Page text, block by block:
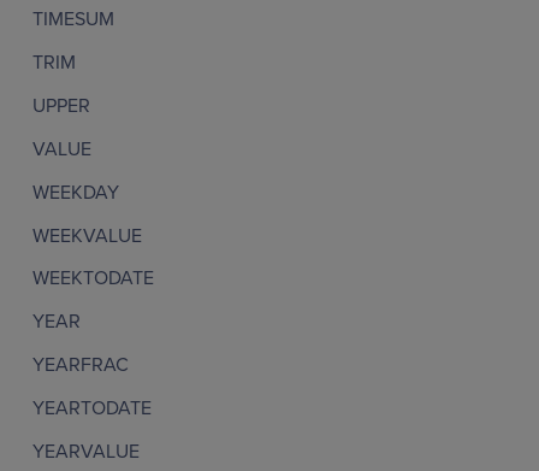
TIMESUM
TRIM
UPPER
VALUE
WEEKDAY
WEEKVALUE
WEEKTODATE
YEAR
YEARFRAC
YEARTODATE
YEARVALUE